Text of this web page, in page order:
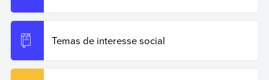
Temas de interesse social